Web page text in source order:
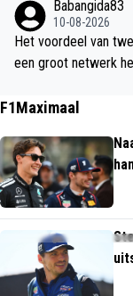
p gezien
Babangida83
10-08-2026
Het voordeel van
een groot netwerk
t blijkt. Ik weet zeker dat er wel een Italiaanse trainer is, die goed
F1Maximaal